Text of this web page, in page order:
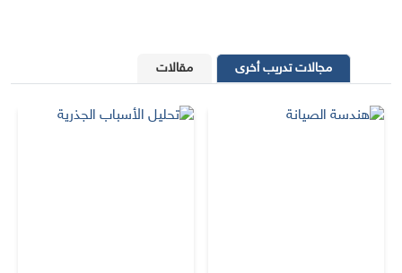
مجالات تدريب أخرى مقالات